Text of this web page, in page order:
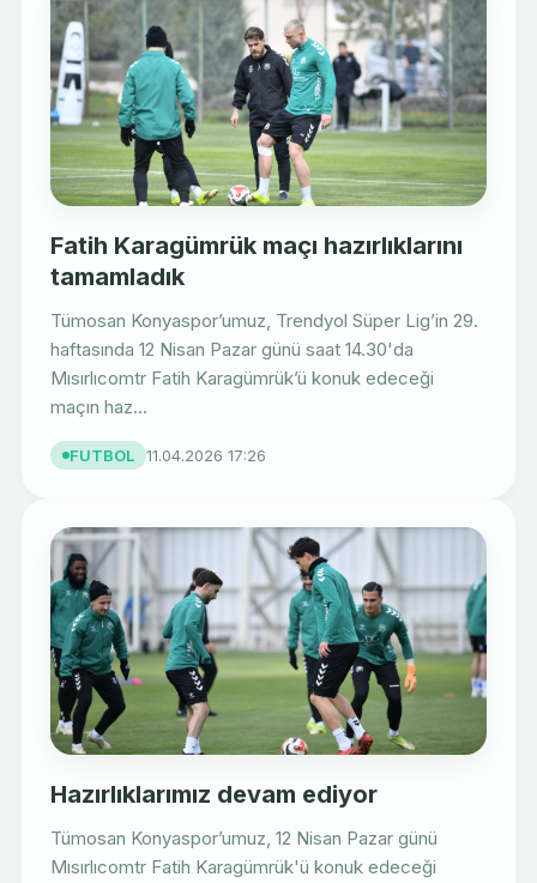
Fatih Karagümrük maçı hazırlıklarını
tamamladık
Tümosan Konyaspor’umuz, Trendyol Süper Lig’in 29.
haftasında 12 Nisan Pazar günü saat 14.30'da
Mısırlıcomtr Fatih Karagümrük’ü konuk edeceği
maçın haz...
FUTBOL 11.04.2026 17:26
Hazırlıklarımız devam ediyor
Tümosan Konyaspor’umuz, 12 Nisan Pazar günü
Mısırlıcomtr Fatih Karagümrük'ü konuk edeceği